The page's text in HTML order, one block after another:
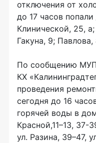
отключения от
до 17 часов
Клинической, 25, а;
Гакуна, 9; Павлова,
По сообщению МУП
КХ
проведения
сегодня до 16
горячей воды в
Красной,11–13, 37-
ул. Разина, 39–47,